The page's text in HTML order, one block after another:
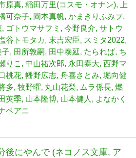
原真 稲田万里(コスモ・オナン)
上
可奈子 岡本真帆 かまきりふみヲ
ゴトウマサフミ 今野良介 サトウ
谷トモタカ 末吉宏臣
スミタ2022
子
田所敦嗣 田中泰延 たられば ち
りこ 中山祐次郎 永田泰大 西野マ
桃花 幡野広志 舟喜さとみ 堀向健
多 牧野曜 丸山花梨 ムラ係長 燃
英季 山本隆博 山本健人
よなかく
ベアニ
後にやんで (ネコノス文庫, ア